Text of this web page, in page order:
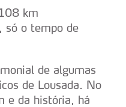
km
só o tempo de
de algumas
de Lousada. No
e da história, há